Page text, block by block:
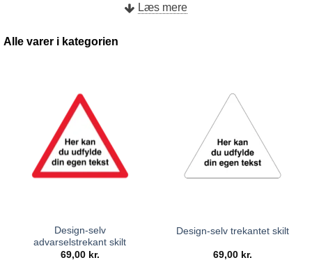
Når du har valgt din skabelon bliver du sendt videre til
at tilføje din egen tekst og piktogrammer. I skiltedesigneren
krav. Her vil du kunne vælge mellem klistermærke,
aluminiumsplade, plastik eller varierende typer folie.
Læs mere
Alle varer i kategorien
Design-selv
advarselstrekant skilt
69,00 kr.
Design-selv trekantet skilt
69,00 kr.